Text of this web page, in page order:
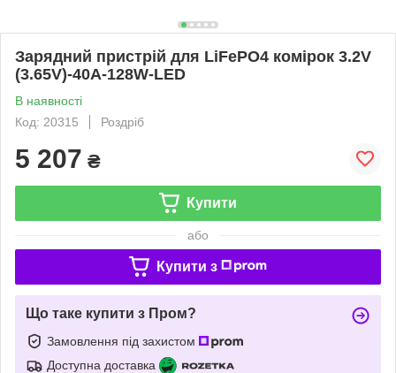
Зарядний пристрій для LiFePO4 комірок 3.2V
(3.65V)-40A-128W-LED
В наявності
Код: 20315
Роздріб
5 207 ₴
Купити
або
Купити з
Що таке купити з Пром?
Замовлення під захистом
Доступна доставка